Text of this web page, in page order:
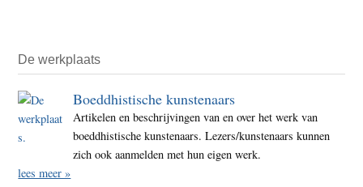
De werkplaats
Boeddhistische kunstenaars
Artikelen en beschrijvingen van en over het werk van
boeddhistische kunstenaars. Lezers/kunstenaars kunnen
zich ook aanmelden met hun eigen werk.
lees meer »